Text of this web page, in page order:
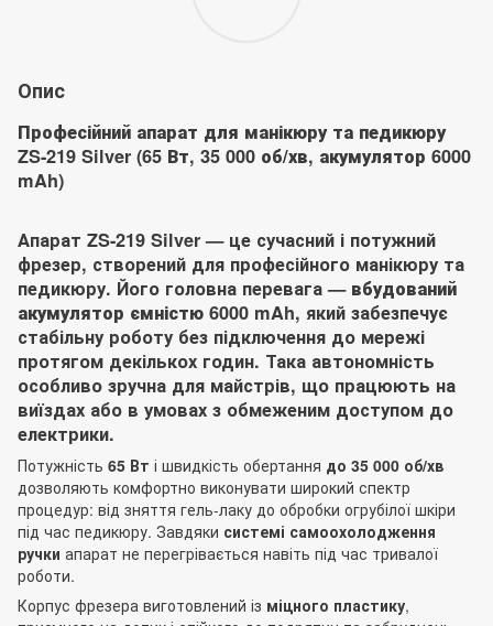
Опис
Професійний апарат для манікюру та педикюру
ZS-219 Silver (65 Вт, 35 000 об/хв, акумулятор 6000
mAh)
Апарат ZS-219 Silver — це сучасний і потужний
фрезер, створений для професійного манікюру та
педикюру. Його головна перевага — вбудований
акумулятор ємністю 6000 mAh, який забезпечує
стабільну роботу без підключення до мережі
протягом декількох годин. Така автономність
особливо зручна для майстрів, що працюють на
виїздах або в умовах з обмеженим доступом до
електрики.
Потужність 65 Вт і швидкість обертання до 35 000 об/хв
дозволяють комфортно виконувати широкий спектр
процедур: від зняття гель-лаку до обробки огрубілої шкіри
під час педикюру. Завдяки системі самоохолодження
ручки апарат не перегрівається навіть під час тривалої
роботи.
Корпус фрезера виготовлений із міцного пластику,